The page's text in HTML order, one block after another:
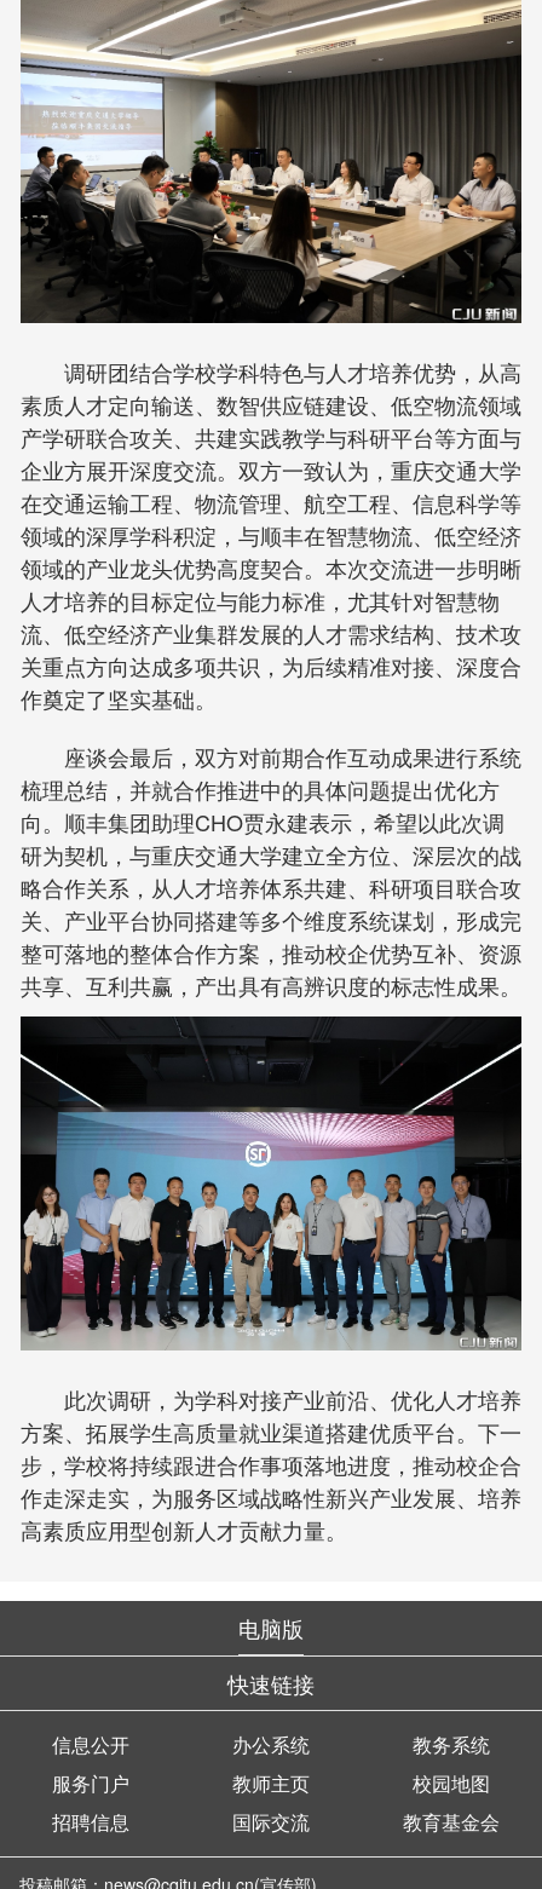
调研团结合学校学科特色与人才培养优势，从高
素质人才定向输送、数智供应链建设、低空物流领域
产学研联合攻关、共建实践教学与科研平台等方面与
企业方展开深度交流。双方一致认为，重庆交通大学
在交通运输工程、物流管理、航空工程、信息科学等
领域的深厚学科积淀，与顺丰在智慧物流、低空经济
领域的产业龙头优势高度契合。本次交流进一步明晰
人才培养的目标定位与能力标准，尤其针对智慧物
流、低空经济产业集群发展的人才需求结构、技术攻
关重点方向达成多项共识，为后续精准对接、深度合
作奠定了坚实基础。
座谈会最后，双方对前期合作互动成果进行系统
梳理总结，并就合作推进中的具体问题提出优化方
向。顺丰集团助理CHO贾永建表示，希望以此次调
研为契机，与重庆交通大学建立全方位、深层次的战
略合作关系，从人才培养体系共建、科研项目联合攻
关、产业平台协同搭建等多个维度系统谋划，形成完
整可落地的整体合作方案，推动校企优势互补、资源
共享、互利共赢，产出具有高辨识度的标志性成果。
此次调研，为学科对接产业前沿、优化人才培养
方案、拓展学生高质量就业渠道搭建优质平台。下一
步，学校将持续跟进合作事项落地进度，推动校企合
作走深走实，为服务区域战略性新兴产业发展、培养
高素质应用型创新人才贡献力量。
电脑版
快速链接
信息公开 办公系统
教务系统
服务门户
教师主页
校园地图
招聘信息
国际交流 教育基金会